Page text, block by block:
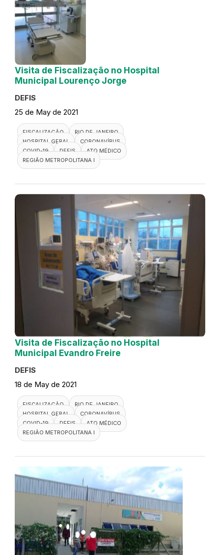
Visita de Fiscalização no Hospital
Municipal Lourenço Jorge
DEFIS
25 de May de 2021
FISCALIZAÇÃO
RIO DE JANEIRO
HOSPITAL GERAL
CORONAVÍRUS
COVID-19
DEFIS
ATO MÉDICO
REGIÃO METROPOLITANA I
Visita de Fiscalização no Hospital
Municipal Evandro Freire
DEFIS
18 de May de 2021
FISCALIZAÇÃO
RIO DE JANEIRO
HOSPITAL GERAL
CORONAVÍRUS
COVID-19
DEFIS
ATO MÉDICO
REGIÃO METROPOLITANA I